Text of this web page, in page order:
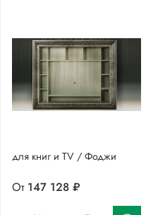
для книг и TV / Фоджи
От 147 128 ₽